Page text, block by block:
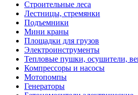
Строительные леса
Лестницы, стремянки
Подъемники
Мини краны
Площадки для грузов
Электроинструменты
Тепловые пушки, осушители,
Компрессоры и насосы
Мотопомпы
Генераторы